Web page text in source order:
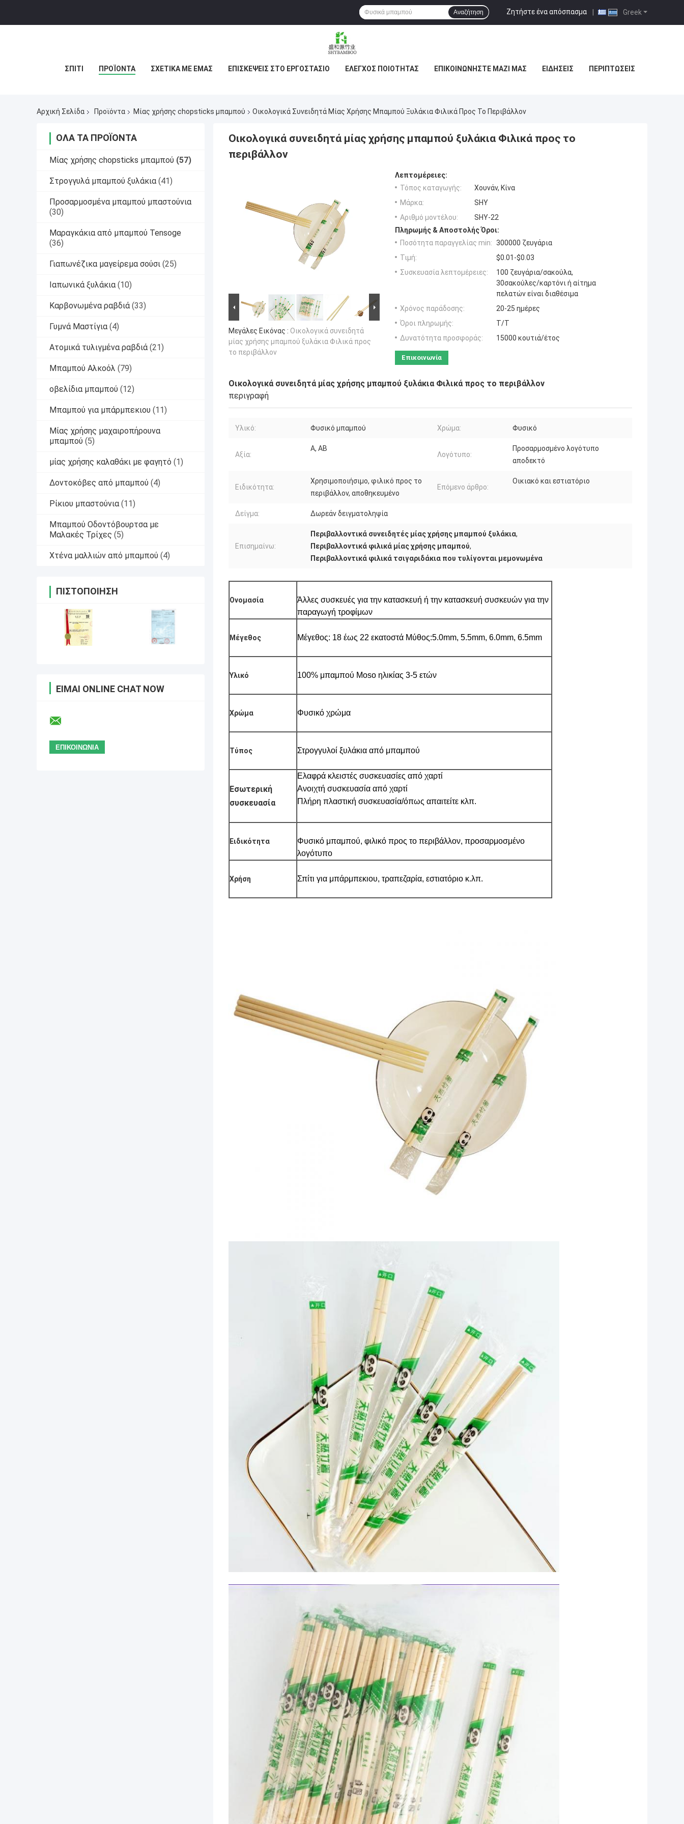
Greek
Ζητήστε ένα απόσπασμα |
Αναζήτηση
ΣΠΊΤΙ ΠΡΟΪΌΝΤΑ ΣΧΕΤΙΚΆ ΜΕ ΕΜΆΣ ΕΠΙΣΚΈΨΕΙΣ ΣΤΟ ΕΡΓΟΣΤΆΣΙΟ ΈΛΕΓΧΟΣ ΠΟΙΌΤΗΤΑΣ ΕΠΙΚΟΙΝΩΝΉΣΤΕ ΜΑΖΊ ΜΑΣ ΕΙΔΉΣΕΙΣ ΠΕΡΙΠΤΏΣΕΙΣ
Αρχική Σελίδα Προϊόντα Μίας χρήσης chopsticks μπαμπού Οικολογικά Συνειδητά Μίας Χρήσης Μπαμπού Ξυλάκια Φιλικά Προς Το Περιβάλλον
ΌΛΑ ΤΑ ΠΡΟΪΌΝΤΑ
Μίας χρήσης chopsticks μπαμπού (57)
Στρογγυλά μπαμπού ξυλάκια (41)
Προσαρμοσμένα μπαμπού μπαστούνια
(30)
Μαραγκάκια από μπαμπού Tensoge
(36)
Γιαπωνέζικα μαγείρεμα σούσι (25)
Ιαπωνικά ξυλάκια (10)
Καρβονωμένα ραβδιά (33)
Γυμνά Μαστίγια (4)
Ατομικά τυλιγμένα ραβδιά (21)
Μπαμπού Αλκοόλ (79)
οβελίδια μπαμπού (12)
Μπαμπού για μπάρμπεκιου (11)
Μίας χρήσης μαχαιροπήρουνα
μπαμπού (5)
μίας χρήσης καλαθάκι με φαγητό (1)
Δοντοκόβες από μπαμπού (4)
Ρίκιου μπαστούνια (11)
Μπαμπού Οδοντόβουρτσα με
Μαλακές Τρίχες (5)
Χτένα μαλλιών από μπαμπού (4)
ΠΙΣΤΟΠΟΊΗΣΗ
ΕΊΜΑΙ ONLINE CHAT NOW
Οικολογικά συνειδητά μίας χρήσης μπαμπού ξυλάκια Φιλικά προς το
περιβάλλον
Μεγάλες Εικόνας : Οικολογικά συνειδητά
μίας χρήσης μπαμπού ξυλάκια Φιλικά προς
το περιβάλλον
Λεπτομέρειες:
Τόπος καταγωγής:
Χουνάν, Κίνα
Μάρκα:
SHY
Αριθμό μοντέλου:
SHY-22
Πληρωμής & Αποστολής Όροι:
Ποσότητα παραγγελίας min: 300000 ζευγάρια
Τιμή:
$0.01-$0.03
Συσκευασία λεπτομέρειες:
100 ζευγάρια/σακούλα,
30σακούλες/καρτόνι ή αίτημα
πελατών είναι διαθέσιμα
Χρόνος παράδοσης:
20-25 ημέρες
Όροι πληρωμής:
Τ/Τ
Δυνατότητα προσφοράς:
15000 κουτιά/έτος
Επικοινωνία
Οικολογικά συνειδητά μίας χρήσης μπαμπού ξυλάκια Φιλικά προς το περιβάλλον
περιγραφή
Υλικό: Φυσικό μπαμπού Χρώμα: Φυσικό
Αξία:
Α, ΑΒ
Λογότυπο:
Προσαρμοσμένο λογότυπο
αποδεκτό
Ειδικότητα:
Χρησιμοποιήσιμο, φιλικό προς το
περιβάλλον, αποθηκευμένο
Επόμενο άρθρο:
Οικιακό και εστιατόριο
Δείγμα: Δωρεάν δειγματοληψία
Επισημαίνω:
Περιβαλλοντικά συνειδητές μίας χρήσης μπαμπού ξυλάκια,
Περιβαλλοντικά φιλικά μίας χρήσης μπαμπού,
Περιβαλλοντικά φιλικά τσιγαριδάκια που τυλίγονται μεμονωμένα
Ονομασία
Άλλες συσκευές για την κατασκευή ή την κατασκευή συσκευών για την
παραγωγή τροφίμων
Μέγεθος Μέγεθος: 18 έως 22 εκατοστά Μύθος:5.0mm, 5.5mm, 6.0mm, 6.5mm
Υλικό 100% μπαμπού Moso ηλικίας 3-5 ετών
Χρώμα Φυσικό χρώμα
Τύπος Στρογγυλοί ξυλάκια από μπαμπού
Εσωτερική
συσκευασία
Ελαφρά κλειστές συσκευασίες από χαρτί
Ανοιχτή συσκευασία από χαρτί
Πλήρη πλαστική συσκευασία/όπως απαιτείτε κλπ.
Ειδικότητα
Φυσικό μπαμπού, φιλικό προς το περιβάλλον, προσαρμοσμένο
λογότυπο
Χρήση Σπίτι για μπάρμπεκιου, τραπεζαρία, εστιατόριο κ.λπ.